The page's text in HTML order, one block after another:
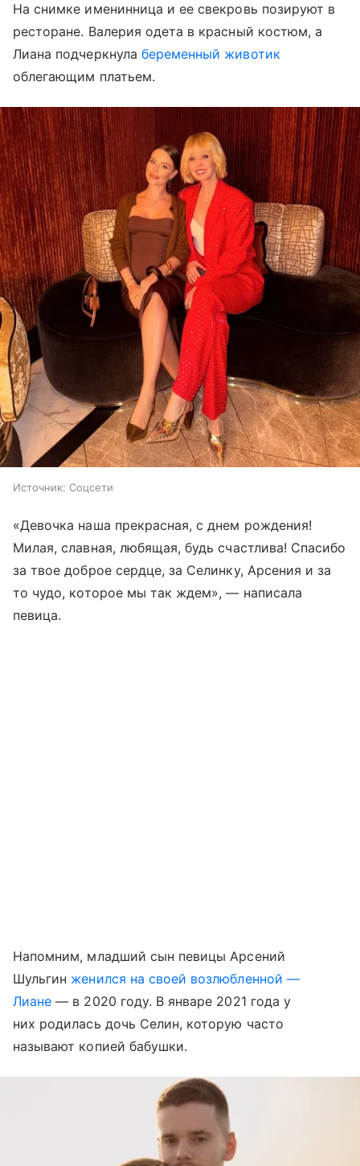
На снимке именинница и ее свекровь позируют в
ресторане. Валерия одета в красный костюм, а
Лиана подчеркнула беременный животик
облегающим платьем.
Источник: Соцсети
«Девочка наша прекрасная, с днем рождения!
Милая, славная, любящая, будь счастлива! Спасибо
за твое доброе сердце, за Селинку, Арсения и за
то чудо, которое мы так ждем», — написала
певица.
Напомним, младший сын певицы Арсений
Шульгин женился на своей возлюбленной —
Лиане — в 2020 году. В январе 2021 года у
них родилась дочь Селин, которую часто
называют копией бабушки.